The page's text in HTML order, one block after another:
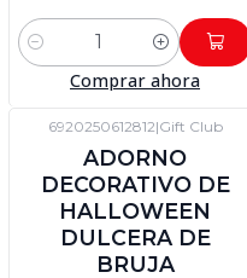
Cantidad
Comprar ahora
6920250612812|Gift Club
ADORNO
DECORATIVO DE
HALLOWEEN
DULCERA DE
BRUJA